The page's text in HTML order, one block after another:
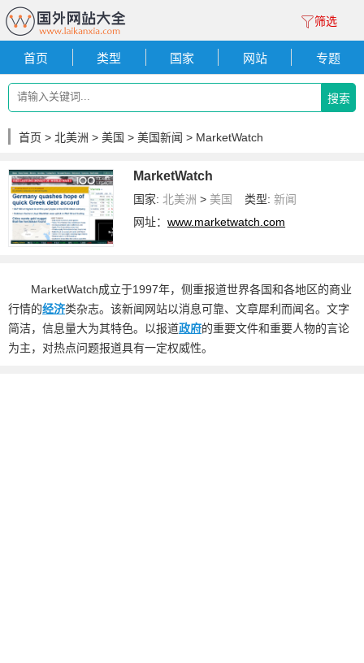
筛选
首页 类型 国家 网站 专题
搜索
首页 > 北美洲 > 美国 > 美国新闻 > MarketWatch
MarketWatch
国家: 北美洲 > 美国 类型: 新闻
网址：www.marketwatch.com
MarketWatch成立于1997年，侧重报道世界各国和各地区的商业
行情的经济类杂志。该新闻网站以消息可靠、文章犀利而闻名。文字
简洁，信息量大为其特色。以报道政府的重要文件和重要人物的言论
为主，对热点问题报道具有一定权威性。